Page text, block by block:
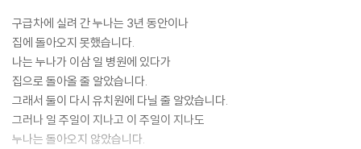
구급차에 실려 간 누나는 3년 동안이나
집에 돌아오지 못했습니다.
나는 누나가 이삼 일 병원에 있다가
집으로 돌아올 줄 알았습니다.
그래서 둘이 다시 유치원에 다닐 줄 알았습니다.
그러나 일 주일이 지나고 이 주일이 지나도
누나는 돌아오지 않았습니다.